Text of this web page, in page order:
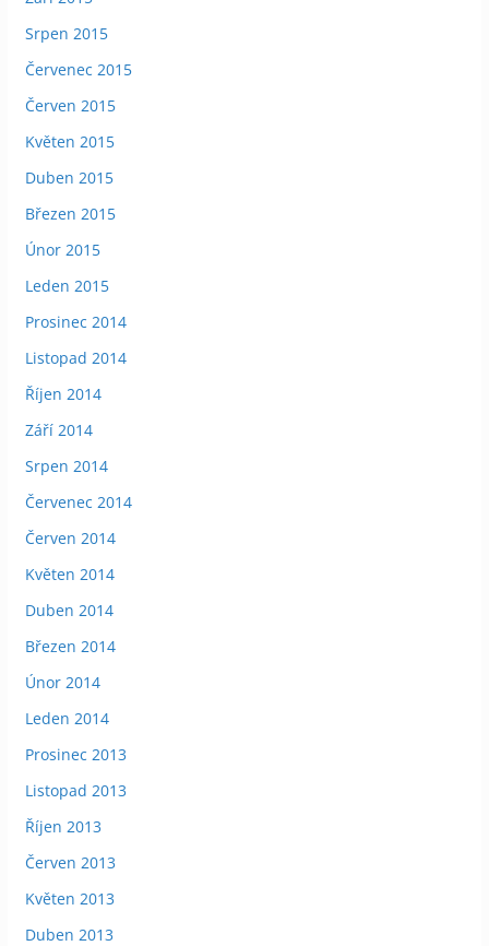
Srpen 2015
Červenec 2015
Červen 2015
Květen 2015
Duben 2015
Březen 2015
Únor 2015
Leden 2015
Prosinec 2014
Listopad 2014
Říjen 2014
Září 2014
Srpen 2014
Červenec 2014
Červen 2014
Květen 2014
Duben 2014
Březen 2014
Únor 2014
Leden 2014
Prosinec 2013
Listopad 2013
Říjen 2013
Červen 2013
Květen 2013
Duben 2013